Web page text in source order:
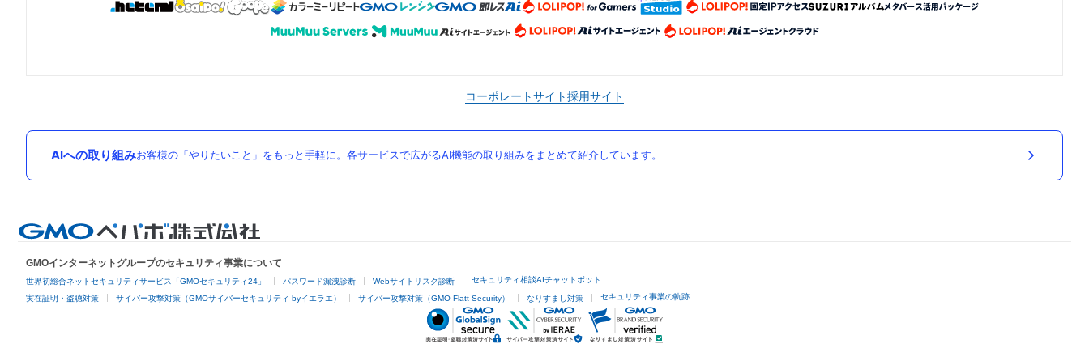
コーポレートサイト採用サイト
AIへの取り組みお客様の「やりたいこと」をもっと手軽に。各サービスで広がるAI機能の取り組みをまとめて紹介しています。
GMOインターネットグループのセキュリティ事業について
世界初総合ネットセキュリティサービス「GMOセキュリティ24」 パスワード漏洩診断 Webサイトリスク診断 セキュリティ相談AIチャットボット
実在証明・盗聴対策 サイバー攻撃対策（GMOサイバーセキュリティ byイエラエ） サイバー攻撃対策（GMO Flatt Security） なりすまし対策 セキュリティ事業の軌跡